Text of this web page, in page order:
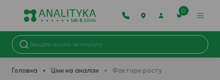
0
Головна Ціни на аналізи Фактори росту